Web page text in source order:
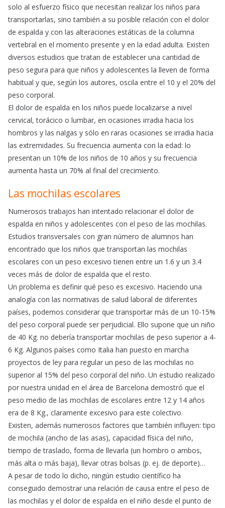
solo al esfuerzo físico que necesitan realizar los niños para
transportarlas, sino también a su posible relación con el dolor
de espalda y con las alteraciones estáticas de la columna
vertebral en el momento presente y en la edad adulta. Existen
diversos estudios que tratan de establecer una cantidad de
peso segura para que niños y adolescentes la lleven de forma
habitual y que, según los autores, oscila entre el 10 y el 20% del
peso corporal.
El dolor de espalda en los niños puede localizarse a nivel
cervical, torácico o lumbar, en ocasiones irradia hacia los
hombros y las nalgas y sólo en raras ocasiones se irradia hacia
las extremidades. Su frecuencia aumenta con la edad: lo
presentan un 10% de los niños de 10 años y su frecuencia
aumenta hasta un 70% al final del crecimiento.
Las mochilas escolares
Numerosos trabajos han intentado relacionar el dolor de
espalda en niños y adolescentes con el peso de las mochilas.
Estudios transversales con gran número de alumnos han
encontrado que los niños que transportan las mochilas
escolares con un peso excesivo tienen entre un 1.6 y un 3.4
veces más de dolor de espalda que el resto.
Un problema es definir qué peso es excesivo. Haciendo una
analogía con las normativas de salud laboral de diferentes
países, podemos considerar que transportar más de un 10-15%
del peso corporal puede ser perjudicial. Ello supone que un niño
de 40 Kg. no debería transportar mochilas de peso superior a 4-
6 Kg. Algunos países como Italia han puesto en marcha
proyectos de ley para regular un peso de las mochilas no
superior al 15% del peso corporal del niño. Un estudio realizado
por nuestra unidad en el área de Barcelona demostró que el
peso medio de las mochilas de escolares entre 12 y 14 años
era de 8 Kg., claramente excesivo para este colectivo.
Existen, además numerosos factores que también influyen: tipo
de mochila (ancho de las asas), capacidad física del niño,
tiempo de traslado, forma de llevarla (un hombro o ambos,
más alta o más baja), llevar otras bolsas (p. ej. de deporte)…
A pesar de todo lo dicho, ningún estudio científico ha
conseguido demostrar una relación de causa entre el peso de
las mochilas y el dolor de espalda en el niño desde el punto de